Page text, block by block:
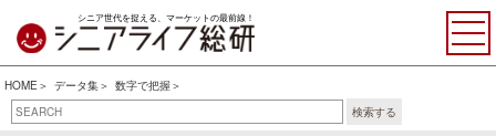
シニア世代を捉える、マーケットの最前線！
HOME データ集
数字で把握
検索する
自主調査結果
シニアの大分類